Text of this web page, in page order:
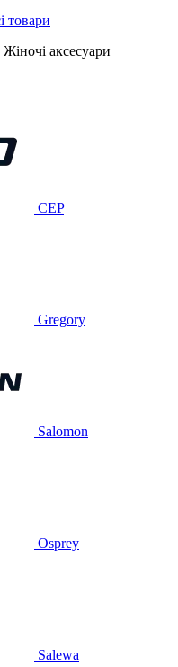
Жіночі аксесуари
CEP
Gregory
Salomon
Osprey
Salewa